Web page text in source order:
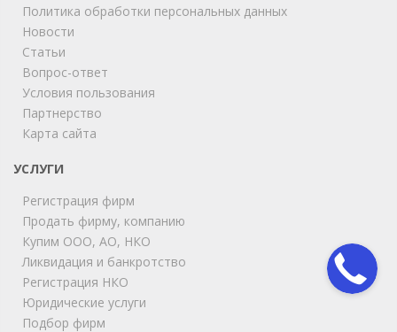
Политика обработки персональных данных
Новости
Статьи
Вопрос-ответ
Условия пользования
Партнерство
Карта сайта
УСЛУГИ
Регистрация фирм
Продать фирму, компанию
Купим ООО, АО, НКО
Ликвидация и банкротство
Регистрация НКО
Юридические услуги
Подбор фирм
ChatApp
online
Мы на связи!
Позвоните нам или свяжитесь с нами через любой
удобный мессенджер!
Telegram
Телефон